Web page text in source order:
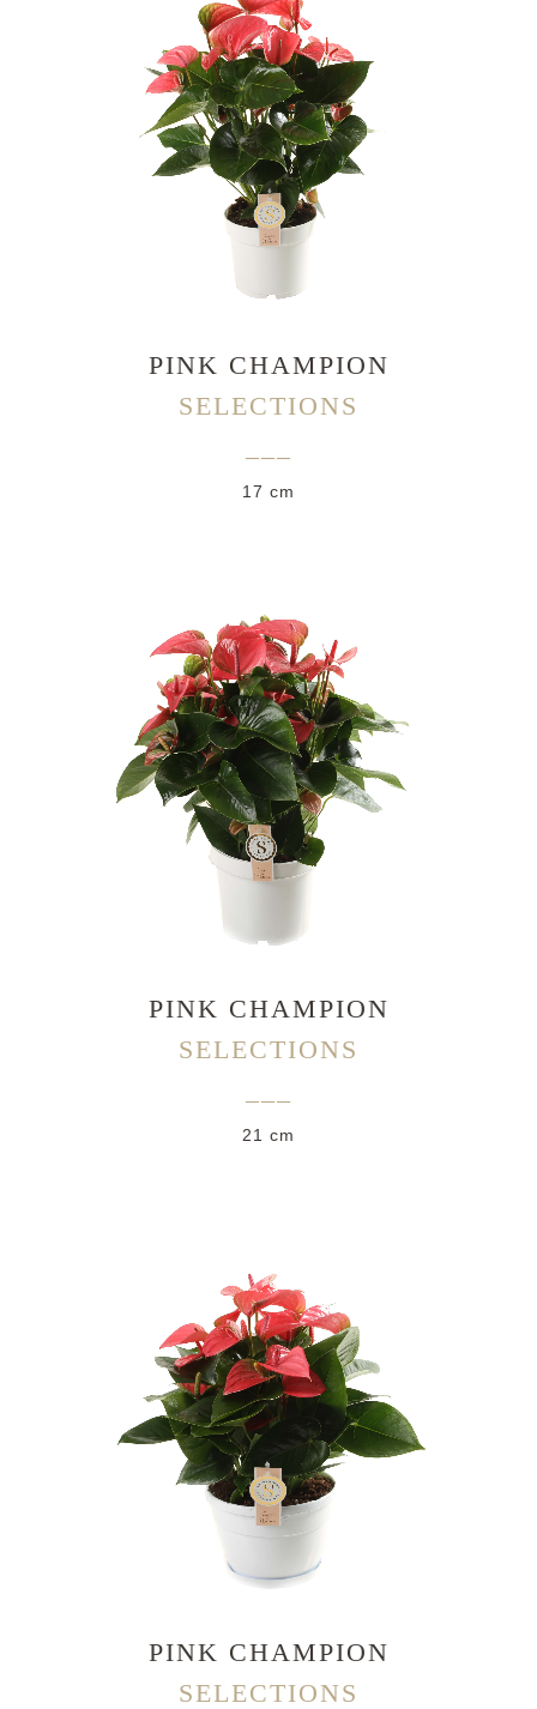
PINK CHAMPION
SELECTIONS
17 cm
PINK CHAMPION
SELECTIONS
21 cm
PINK CHAMPION
SELECTIONS